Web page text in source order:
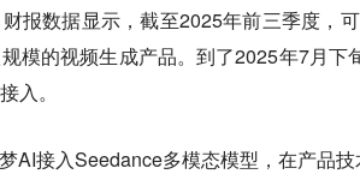
报数据显示，截至2025年前三季度，
模的视频生成产品。到了2025年7月下
入。
AI接入Seedance多模态模型，在产品技